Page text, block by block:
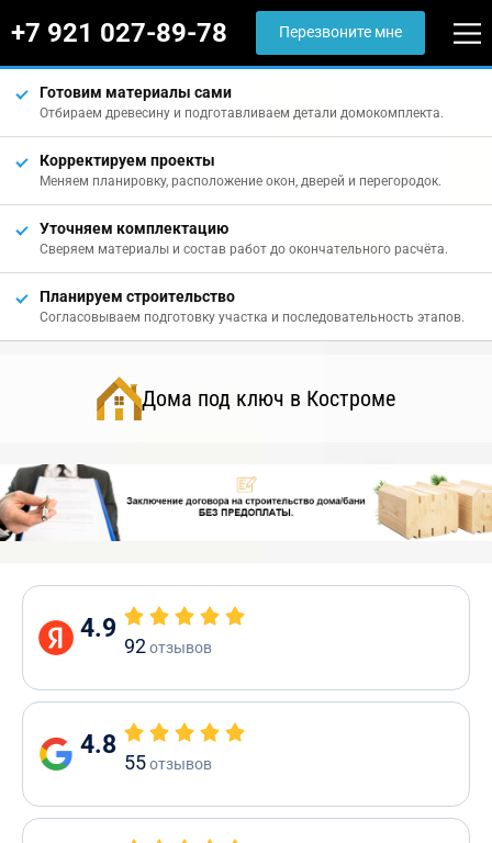
+7 921 027-89-78 Перезвоните мне
Готовим материалы сами
Отбираем древесину и подготавливаем детали домокомплекта.
Корректируем проекты
Меняем планировку, расположение окон, дверей и перегородок.
Уточняем комплектацию
Сверяем материалы и состав работ до окончательного расчёта.
Планируем строительство
Согласовываем подготовку участка и последовательность этапов.
Дома под ключ в Костроме
4.9
92отзывов
4.8
55отзывов